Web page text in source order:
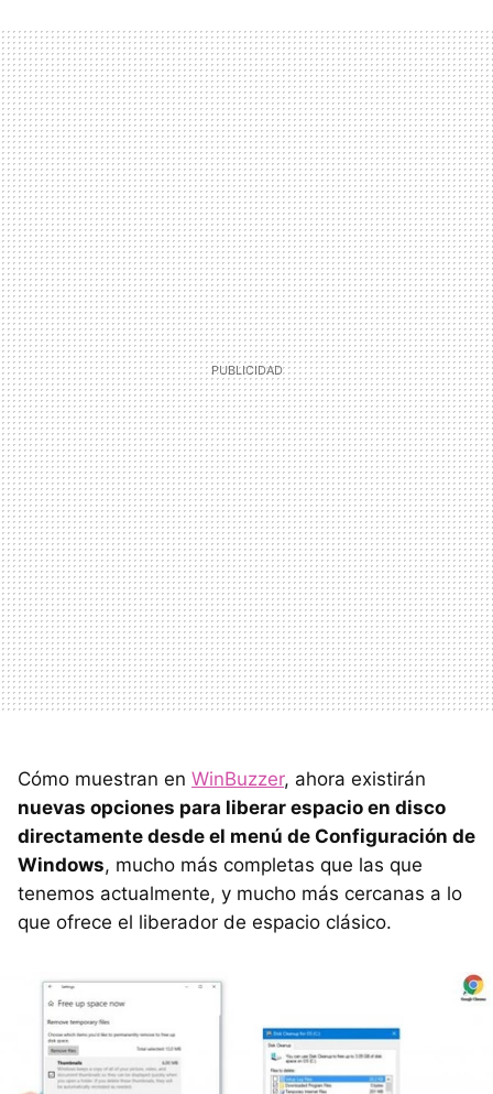
Cómo muestran en WinBuzzer, ahora existirán
nuevas opciones para liberar espacio en disco
directamente desde el menú de Configuración de
Windows, mucho más completas que las que
tenemos actualmente, y mucho más cercanas a lo
que ofrece el liberador de espacio clásico.